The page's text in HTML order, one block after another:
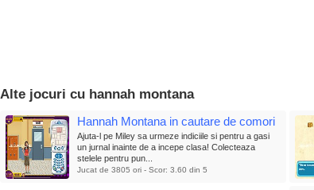
Alte jocuri cu hannah montana
Hannah Montana in cautare de comori
Ajuta-l pe Miley sa urmeze indiciile si pentru a gasi
un jurnal inainte de a incepe clasa! Colecteaza
stelele pentru pun...
Jucat de 3805 ori - Scor: 3.60 din 5